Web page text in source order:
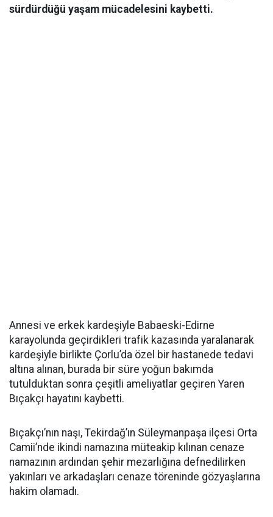
sürdürdüğü yaşam mücadelesini kaybetti.
Annesi ve erkek kardeşiyle Babaeski-Edirne
karayolunda geçirdikleri trafik kazasında yaralanarak
kardeşiyle birlikte Çorlu’da özel bir hastanede tedavi
altına alınan, burada bir süre yoğun bakımda
tutulduktan sonra çeşitli ameliyatlar geçiren Yaren
Bıçakçı hayatını kaybetti.
Bıçakçı’nın naşı, Tekirdağ’ın Süleymanpaşa ilçesi Orta
Camii’nde ikindi namazına müteakip kılınan cenaze
namazının ardından şehir mezarlığına defnedilirken
yakınları ve arkadaşları cenaze töreninde gözyaşlarına
hakim olamadı.